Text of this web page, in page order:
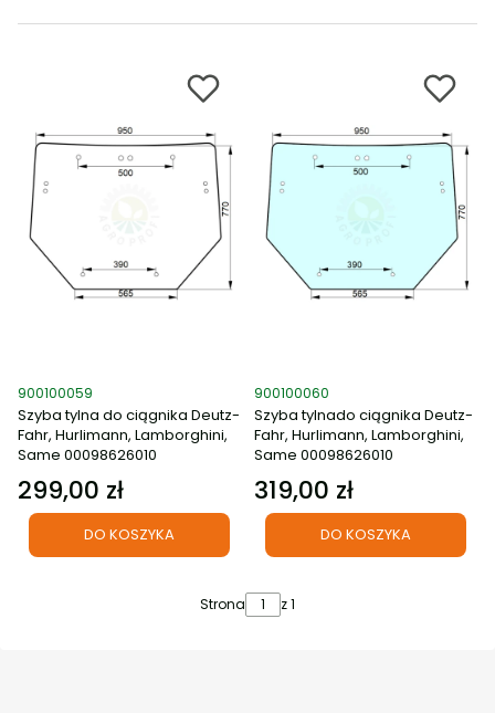
Kod produktu
900100059
Szyba tylna do ciągnika Deutz-
Fahr, Hurlimann, Lamborghini,
Same 00098626010
Cena
299,00 zł
DO KOSZYKA
Kod produktu
900100060
Szyba tylnado ciągnika Deutz-
Fahr, Hurlimann, Lamborghini,
Same 00098626010
Cena
319,00 zł
DO KOSZYKA
Strona z 1